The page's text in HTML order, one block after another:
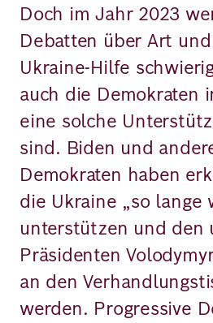
Doch im Jahr 2023
Debatten über Art
Ukraine-Hilfe
auch die Demokraten
eine solche
sind. Biden und
Demokraten haben
die Ukraine „so lange
unterstützen und den
Präsidenten
an den
werden. Progressive